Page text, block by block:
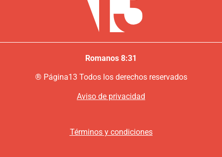
Romanos 8:31
® Página13 Todos los derechos reservados
Aviso de privacidad
Términos y condiciones